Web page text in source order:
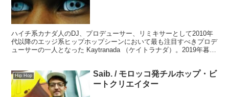
ハイチ系カナダ人のDJ、プロデューサー、リミキサーとして2010年
代以降のエッジ系ヒップホップシーンにおいて最も注目すべきプロデ
ューサーの一人となった Kaytranada （ケイトラナダ）。2019年暮れ
ューしていきましょう。
Hip Hop
Saib. / モロッコ発チルホップ・ビ
ートクリエイター